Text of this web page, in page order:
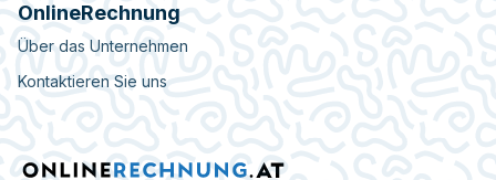
OnlineRechnung
Über das Unternehmen
Kontaktieren Sie uns